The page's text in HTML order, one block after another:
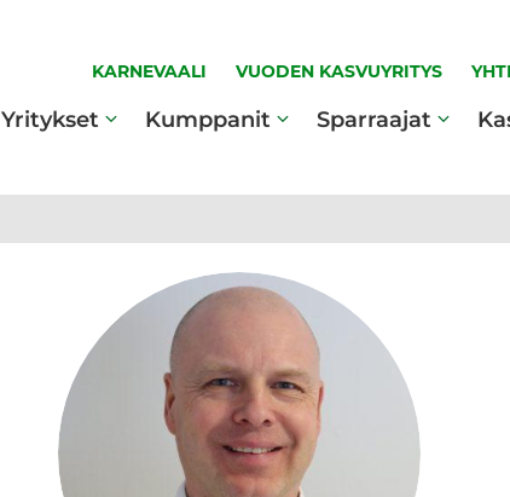
KARNEVAALI VUODEN KASVUYRITYS
Yritykset Kumppanit Sparraajat